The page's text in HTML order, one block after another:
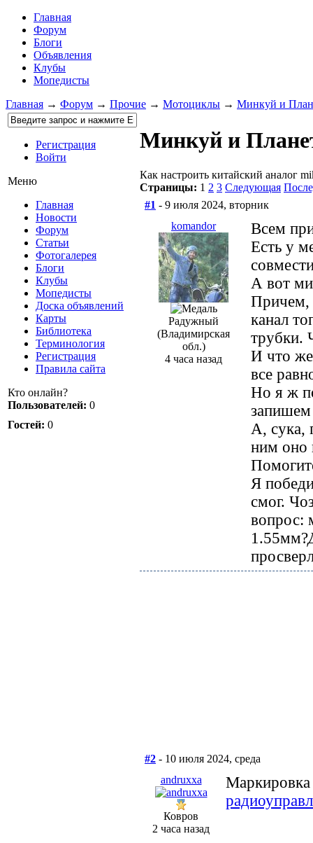
Главная
Форум
Блоги
Объявления
Клубы
Мопедисты
Главная → Форум → Прочие → Мотоциклы → Минкуй и
Регистрация
Войти
Меню
Главная
Новости
Форум
Статьи
Фотогалерея
Блоги
Клубы
Мопедисты
Доска объявлений
Карты
Библиотека
Терминология
Регистрация
Правила сайта
Кто онлайн?
Пользователей: 0
Гостей: 0
Минкуй и
Как настроить китайский аналог
Страницы: 1 2 3 Следующая
#1 - 9 июля 2024, вторник
komandor
Радужный
(Владимирская
обл.)
4 часа назад
Всем
Есть у
А вот
Причем,
канал
трубки.
И что же
все
Но я ж
А, сука,
ним оно
Я
смог.
вопрос:
1.55мм?
#2 - 10 июля 2024, среда
andruxxa
Ковров
2 часа назад
Маркировка